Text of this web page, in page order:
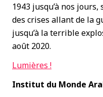
1943 jusqu’à nos
des crises allant de la
jusqu’à la terrible
août 2020.
Lumières !
Institut du Monde